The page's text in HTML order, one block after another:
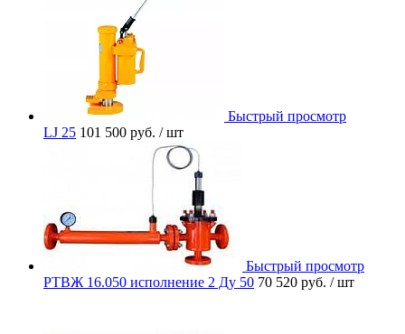
Быстрый просмотр
LJ 25 101 500 руб. / шт
Быстрый просмотр
РТВЖ 16.050 исполнение 2 Ду 50 70 520 руб. / шт